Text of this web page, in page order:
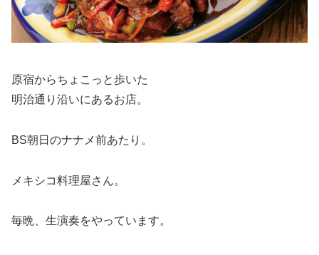
原宿からちょこっと歩いた
明治通り沿いにあるお店。
BS朝日のナナメ前あたり。
メキシコ料理屋さん。
毎晩、生演奏をやっています。